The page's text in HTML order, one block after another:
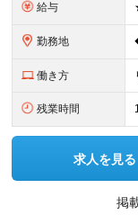
給与
勤務地
働き方
残業時間
求人を見る
掲